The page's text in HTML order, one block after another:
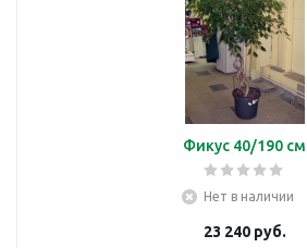
Фикус 40/190 см
Нет в наличии
23 240руб.